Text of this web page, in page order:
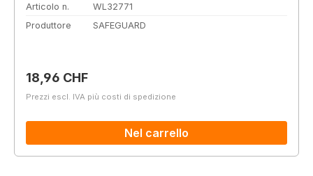
Articolo n.
WL32771
Produttore
SAFEGUARD
Prezzo normale:
18,96 CHF
Prezzi escl. IVA più costi di spedizione
Nel carrello